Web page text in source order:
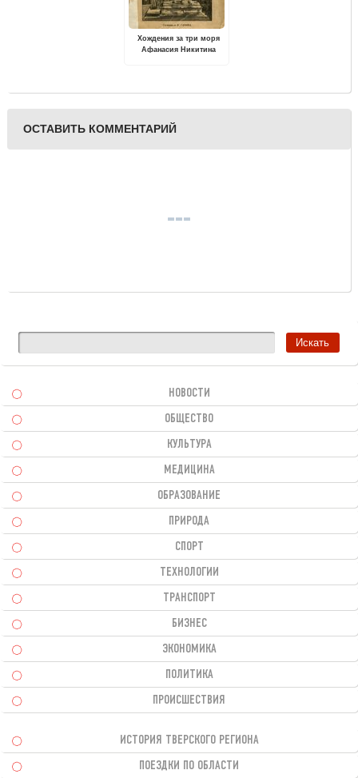
Хождения за три моря
Афанасия Никитина
ОСТАВИТЬ КОММЕНТАРИЙ
НОВОСТИ
ОБЩЕСТВО
КУЛЬТУРА
МЕДИЦИНА
ОБРАЗОВАНИЕ
ПРИРОДА
СПОРТ
ТЕХНОЛОГИИ
ТРАНСПОРТ
БИЗНЕС
ЭКОНОМИКА
ПОЛИТИКА
ПРОИСШЕСТВИЯ
ИСТОРИЯ ТВЕРСКОГО РЕГИОНА
ПОЕЗДКИ ПО ОБЛАСТИ